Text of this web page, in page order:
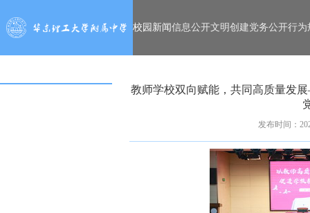
校园新闻信息公开文明创建党务公开行为
教师学校双向赋能，共同高质量发
发布时间：